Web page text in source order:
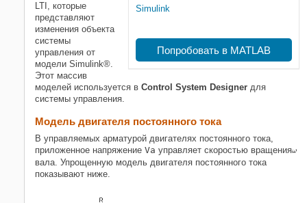
НА ЭТОЙ СТРАНИЦЕ
Модель двигателя постоянного тока
Выполните пакетную линеаризацию
Открытый Control System Designer
Спроектируйте контроллер
Экспортируйте проект и
подтвердите в модели Simulink
Смотрите также
Похожие темы
Simulink
Попробовать в MATLAB
LTI, которые
представляют
изменения объекта
системы
управления от
модели Simulink®.
Этот массив
моделей используется в Control System Designer для
системы управления.
Модель двигателя постоянного тока
В управляемых арматурой двигателях постоянного тока,
приложенное напряжение Va управляет скоростью вращения
вала. Упрощенную модель двигателя постоянного тока
показывают ниже.